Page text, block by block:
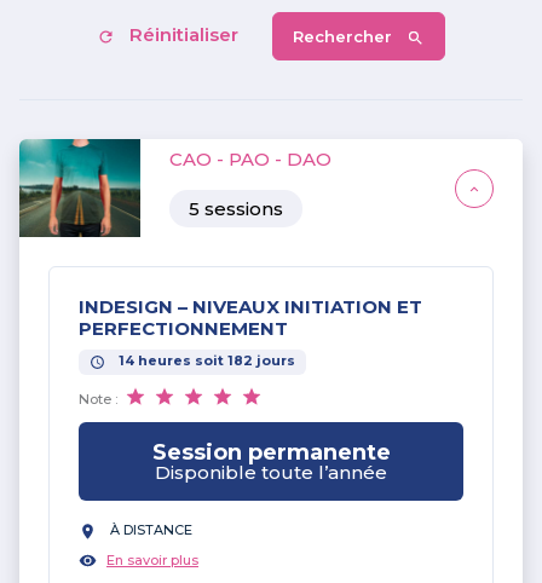
Réinitialiser Rechercher
CAO - PAO - DAO
5 sessions
INDESIGN – NIVEAUX INITIATION ET
PERFECTIONNEMENT
14 heures soit 182 jours
Note :
Session permanente
Disponible toute l’année
À DISTANCE
En savoir plus